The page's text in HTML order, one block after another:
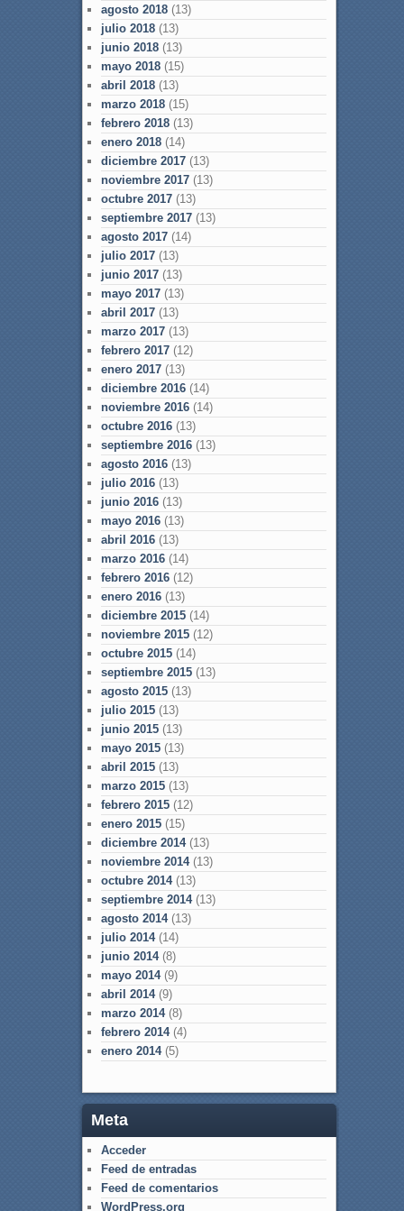
agosto 2018(13)
julio 2018(13)
junio 2018(13)
mayo 2018(15)
abril 2018(13)
marzo 2018(15)
febrero 2018(13)
enero 2018(14)
diciembre 2017(13)
noviembre 2017(13)
octubre 2017(13)
septiembre 2017(13)
agosto 2017(14)
julio 2017(13)
junio 2017(13)
mayo 2017(13)
abril 2017(13)
marzo 2017(13)
febrero 2017(12)
enero 2017(13)
diciembre 2016(14)
noviembre 2016(14)
octubre 2016(13)
septiembre 2016(13)
agosto 2016(13)
julio 2016(13)
junio 2016(13)
mayo 2016(13)
abril 2016(13)
marzo 2016(14)
febrero 2016(12)
enero 2016(13)
diciembre 2015(14)
noviembre 2015(12)
octubre 2015(14)
septiembre 2015(13)
agosto 2015(13)
julio 2015(13)
junio 2015(13)
mayo 2015(13)
abril 2015(13)
marzo 2015(13)
febrero 2015(12)
enero 2015(15)
diciembre 2014(13)
noviembre 2014(13)
octubre 2014(13)
septiembre 2014(13)
agosto 2014(13)
julio 2014(14)
junio 2014(8)
mayo 2014(9)
abril 2014(9)
marzo 2014(8)
febrero 2014(4)
enero 2014(5)
Meta
Acceder
Feed de entradas
Feed de comentarios
WordPress.org